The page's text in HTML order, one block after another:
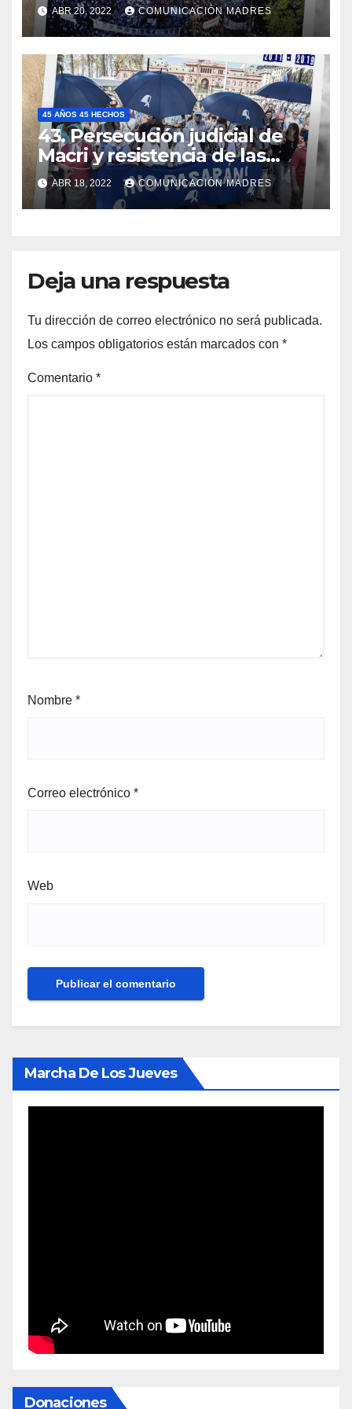
ABR 20, 2022 COMUNICACIÓN MADRES
45 AÑOS 45 HECHOS
43. Persecución judicial de
Macri y resistencia de las
Madres
ABR 18, 2022 COMUNICACIÓN MADRES
Deja una respuesta
Tu dirección de correo electrónico no será publicada.
Los campos obligatorios están marcados con *
Comentario *
Nombre *
Correo electrónico *
Web
Marcha De Los Jueves
Donaciones